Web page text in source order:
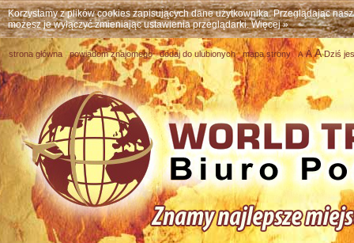
Korzystamy z plików cookies zapisujących dane użytkownika. Przeglądając
możesz je wyłączyć zmieniając ustawienia przeglądarki.Więcej »
strona główna powiadom znajomego dodaj do ulubionych mapa strony A A ADziś